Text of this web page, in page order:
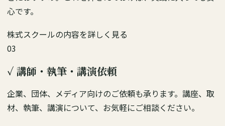
心です。
株式スクールの内容を詳しく見る
03
✓ 講師・執筆・講演依頼
企業、団体、メディア向けのご依頼も承ります。講座、取
材、執筆、講演について、お気軽にご相談ください。